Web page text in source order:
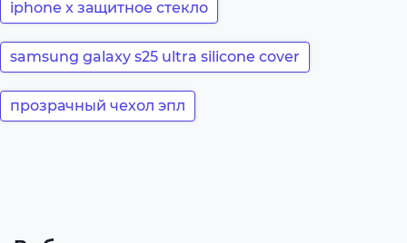
iphone x защитное стекло
samsung galaxy s25 ultra silicone cover
прозрачный чехол эпл